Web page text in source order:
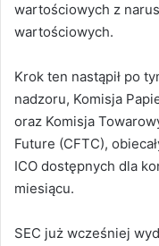
wartościowych z
wartościowych.
Krok ten nastąpił po
nadzoru, Komisja
oraz Komisja
Future (CFTC),
ICO dostępnych dla
miesiącu.
SEC już wcześniej